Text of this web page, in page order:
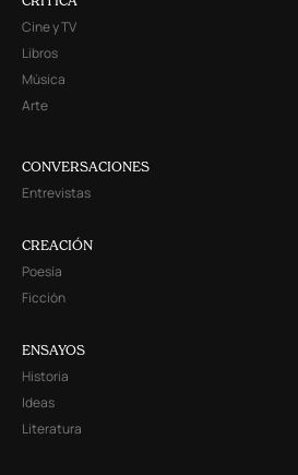
Cine y TV
Libros
Música
Arte
CONVERSACIONES
Entrevistas
CREACIÓN
Poesía
Ficción
ENSAYOS
Historia
Ideas
Literatura